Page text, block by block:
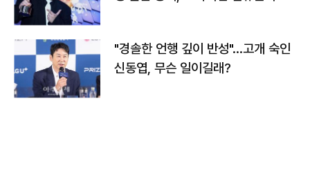
"경솔한 언행 깊이 반성"…고개 숙인
신동엽, 무슨 일이길래?